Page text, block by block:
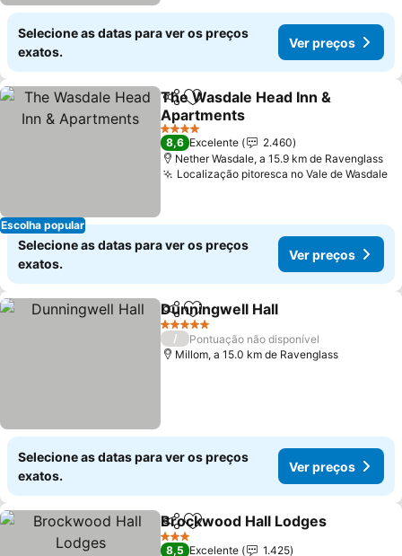
Selecione as datas para ver os preços
exatos.
Ver preços
Escolha popular
PartilharAdicionar aos favoritos
The Wasdale Head Inn &
Apartments
4 Estrelas
8,6 Excelente
2.460
Nether Wasdale, a 15.9 km de Ravenglass
Localização pitoresca no Vale de Wasdale
Selecione as datas para ver os preços
exatos.
Ver preços
PartilharAdicionar aos favoritos
Dunningwell Hall
5 Estrelas
/
Pontuação não disponível
Millom, a 15.0 km de Ravenglass
Selecione as datas para ver os preços
exatos.
Ver preços
PartilharAdicionar aos favoritos
Brockwood Hall Lodges
3 Estrelas
8,5 Excelente 1.425